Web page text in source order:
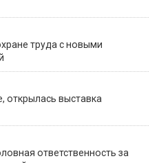
труда с новыми
открылась выставка
ответственность за